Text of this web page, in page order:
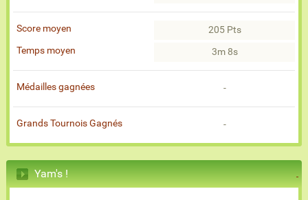
Score moyen
205 Pts
Temps moyen
3m 8s
Médailles gagnées -
Grands Tournois Gagnés -
Yam's !